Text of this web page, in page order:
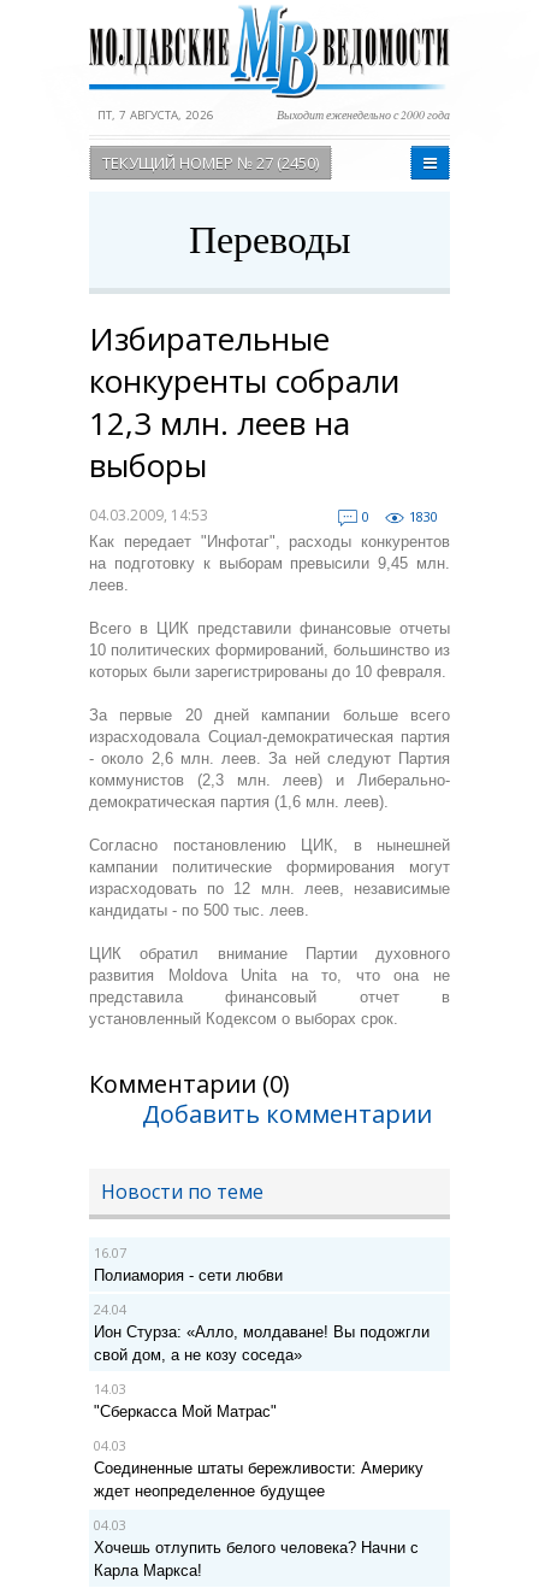
ПТ, 7 АВГУСТА, 2026 Выходит еженедельно с 2000 года
ТЕКУЩИЙ НОМЕР № 27 (2450)
Переводы
Избирательные
конкуренты собрали
12,3 млн. леев на
выборы
04.03.2009, 14:53 0
1830
Как передает "Инфотаг", расходы конкурентов
на подготовку к выборам превысили 9,45 млн.
леев.
Всего в ЦИК представили финансовые отчеты
10 политических формирований, большинство из
которых были зарегистрированы до 10 февраля.
За первые 20 дней кампании больше всего
израсходовала Социал-демократическая партия
- около 2,6 млн. леев. За ней следуют Партия
коммунистов (2,3 млн. леев) и Либерально-
демократическая партия (1,6 млн. леев).
Согласно постановлению ЦИК, в нынешней
кампании политические формирования могут
израсходовать по 12 млн. леев, независимые
кандидаты - по 500 тыс. леев.
ЦИК обратил внимание Партии духовного
развития Moldova Unita на то, что она не
представила финансовый отчет в
установленный Кодексом о выборах срок.
Комментарии (0)
Добавить комментарии
Новости по теме
16.07
Полиамория - сети любви
24.04
Ион Стурза: «Алло, молдаване! Вы подожгли
свой дом, а не козу соседа»
14.03
"Сберкасса Мой Матрас"
04.03
Соединенные штаты бережливости: Америку
ждет неопределенное будущее
04.03
Хочешь отлупить белого человека? Начни с
Карла Маркса!